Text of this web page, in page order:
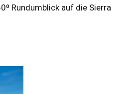
Rundumblick auf die Sierra